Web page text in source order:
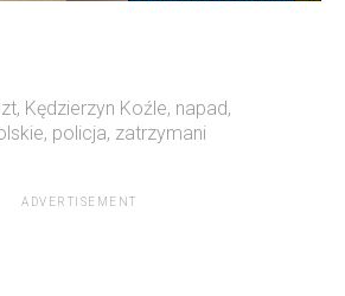
, Kędzierzyn Koźle, napad,
, policja, zatrzymani
ADVERTISEMENT